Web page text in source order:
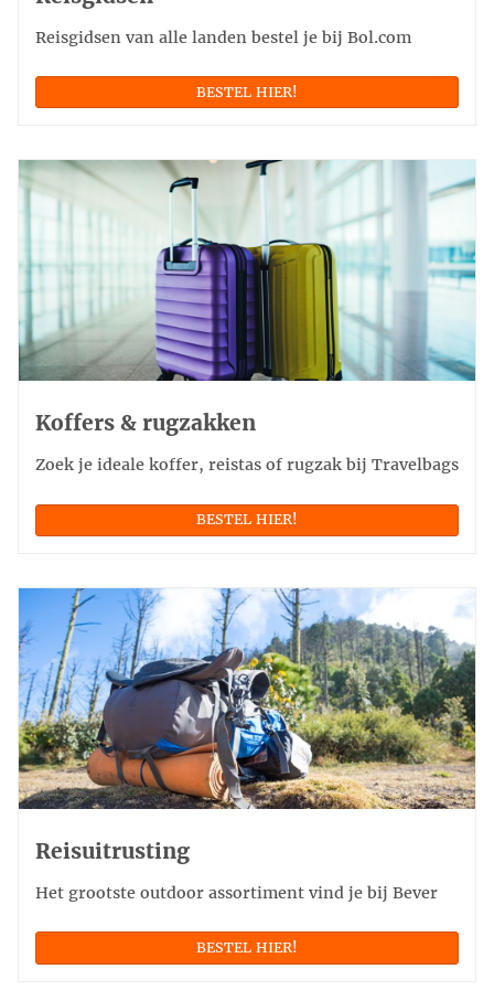
Reisgidsen van alle landen bestel je bij Bol.com
BESTEL HIER!
Koffers & rugzakken
Zoek je ideale koffer, reistas of rugzak bij Travelbags
BESTEL HIER!
Reisuitrusting
Het grootste outdoor assortiment vind je bij Bever
BESTEL HIER!